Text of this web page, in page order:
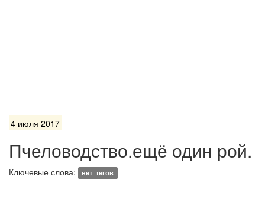
4 июля 2017
Пчеловодство.ещё один рой.
Ключевые слова: нет_тегов